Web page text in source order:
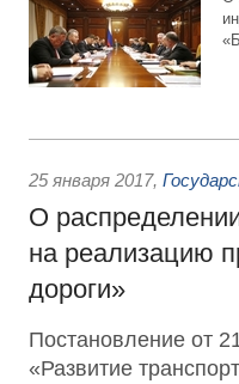
25 января 2017,
О
на реализацию
дороги»
Постановление от
«Развитие